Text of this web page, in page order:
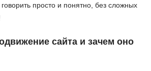
просто и понятно, без сложных
сайта и зачем оно